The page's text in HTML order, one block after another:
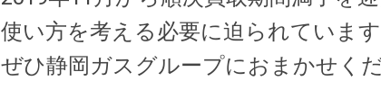
使い方を考える必要に迫られています
ぜひ静岡ガスグループにおまかせくだ